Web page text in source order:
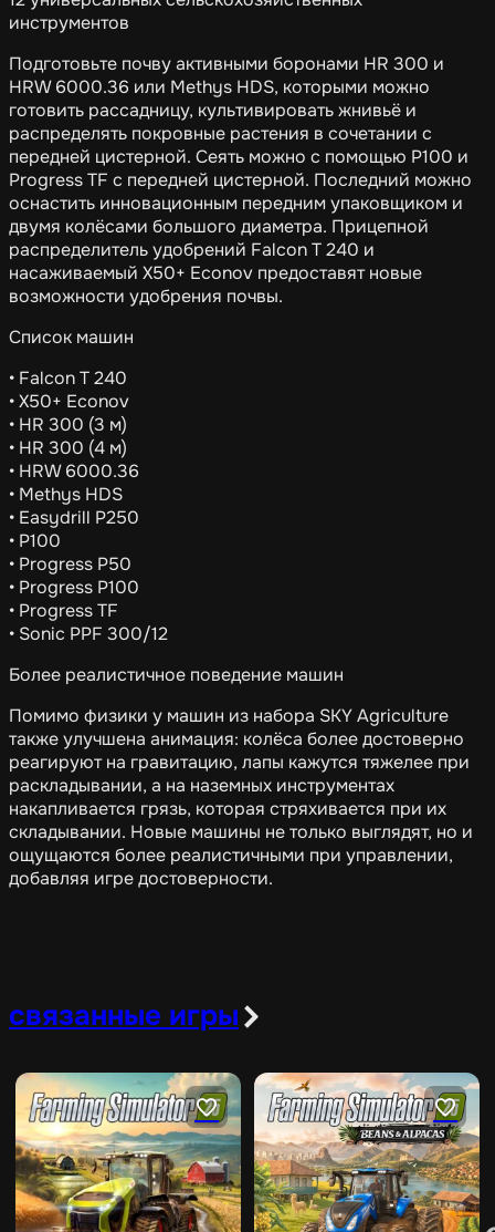
инструментов
Подготовьте почву активными боронами HR 300 и
HRW 6000.36 или Methys HDS, которыми можно
готовить рассадницу, культивировать жнивьё и
распределять покровные растения в сочетании с
передней цистерной. Сеять можно с помощью P100 и
Progress TF с передней цистерной. Последний можно
оснастить инновационным передним упаковщиком и
двумя колёсами большого диаметра. Прицепной
распределитель удобрений Falcon T 240 и
насаживаемый X50+ Econov предоставят новые
возможности удобрения почвы.
Список машин
• Falcon T 240
• X50+ Econov
• HR 300 (3 м)
• HR 300 (4 м)
• HRW 6000.36
• Methys HDS
• Easydrill P250
• P100
• Progress P50
• Progress P100
• Progress TF
• Sonic PPF 300/12
Более реалистичное поведение машин
Помимо физики у машин из набора SKY Agriculture
также улучшена анимация: колёса более достоверно
реагируют на гравитацию, лапы кажутся тяжелее при
раскладывании, а на наземных инструментах
накапливается грязь, которая стряхивается при их
складывании. Новые машины не только выглядят, но и
ощущаются более реалистичными при управлении,
добавляя игре достоверности.
связанные игры